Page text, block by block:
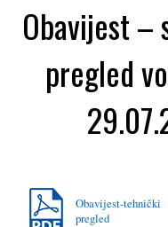
Obavijest –
pregled
Obavijest-tehnički
pregled